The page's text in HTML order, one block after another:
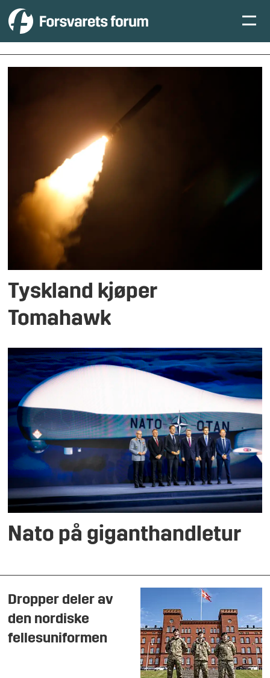
Tag:
innkjøp
Tyskland kjøper
Tomahawk
Nato på giganthandletur
Dropper deler av
den nordiske
fellesuniformen